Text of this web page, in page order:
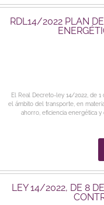
RDL14/2022 PLAN
El Real Decreto-ley 14/2022, de
el ámbito del transporte, en
ahorro, eficiencia energética
LEY 14/2022, DE 8